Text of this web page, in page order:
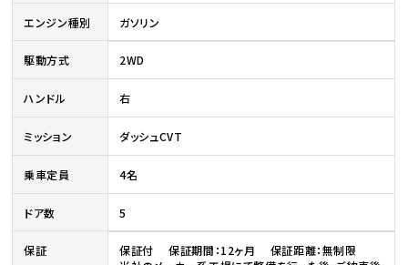
エンジン種別 ガソリン
駆動方式 2WD
ハンドル 右
ミッション ダッシュCVT
乗車定員 4名
ドア数 5
保証
保証付 保証期間：12ヶ月 保証距離：無制限